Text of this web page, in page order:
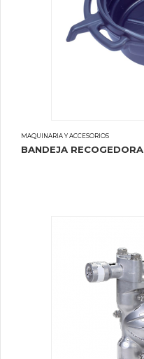
MAQUINARIA Y ACCESORIOS
BANDEJA RECOGEDORA